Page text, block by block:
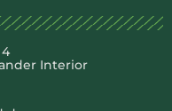
Interior